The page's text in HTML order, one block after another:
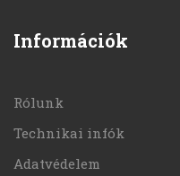
Információk
Rólunk
Technikai infók
Adatvédelem